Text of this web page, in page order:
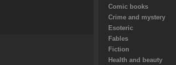
Comic books
Crime and mystery
Esoteric
Fables
Fiction
Health and beauty